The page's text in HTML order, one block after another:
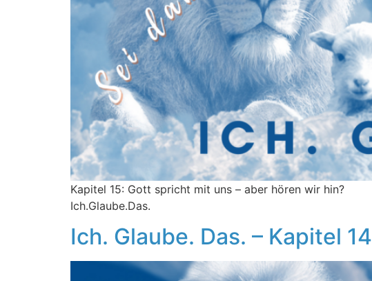
Kapitel 15: Gott spricht mit uns – aber hören wir hin?
Ich.Glaube.Das.
Ich. Glaube. Das. – Kapitel 14